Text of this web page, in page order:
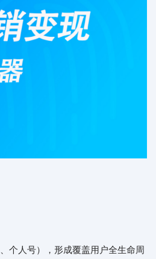
个人号），形成覆盖用户全生命周